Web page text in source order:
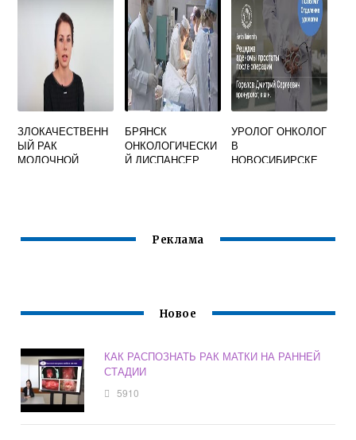
ЗЛОКАЧЕСТВЕНН
ЫЙ РАК
МОЛОЧНОЙ
БРЯНСК
ОНКОЛОГИЧЕСКИ
Й ДИСПАНСЕР
УРОЛОГ ОНКОЛОГ
В
НОВОСИБИРСКЕ
Реклама
Новое
КАК РАСПОЗНАТЬ РАК МАТКИ НА РАННЕЙ
СТАДИИ
5910